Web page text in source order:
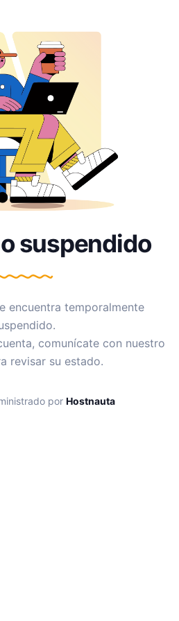
suspendido
encuentra temporalmente
comunícate con nuestro
revisar su estado.
por Hostnauta